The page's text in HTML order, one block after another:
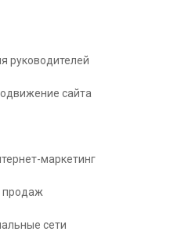
руководителей
сайта
маркетинг
продаж
сети